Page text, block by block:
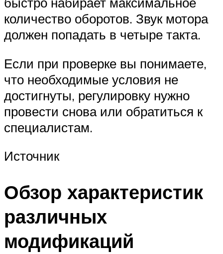
количество оборотов. Звук мотора
должен попадать в четыре такта.
Если при проверке вы понимаете,
что необходимые условия не
достигнуты, регулировку нужно
провести снова или обратиться к
специалистам.
Источник
Обзор характеристик
различных
модификаций